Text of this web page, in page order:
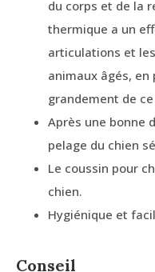
du corps et de la
thermique a un
articulations et
animaux âgés,
grandement de
Après une bonne
pelage du chien
Le coussin pour
chien.
Hygiénique et
Conseil